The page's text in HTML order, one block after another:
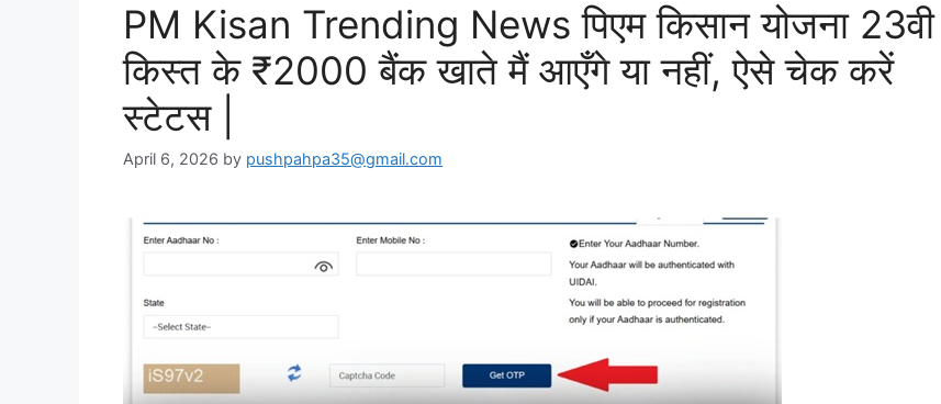
PM Kisan Trending News पिएम किसान योजना 23वी
किस्त के ₹2000 बैंक खाते मैं आएँगे या नहीं, ऐसे चेक करें
स्टेटस |
April 6, 2026 by pushpahpa35@gmail.com